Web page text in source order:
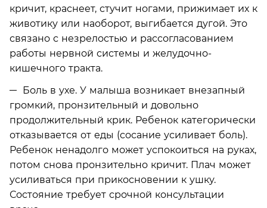
кричит, краснеет, стучит ногами, прижимает их к
животику или наоборот, выгибается дугой. Это
связано с незрелостью и рассогласованием
работы нервной системы и желудочно-
кишечного тракта.
Боль в ухе. У малыша возникает внезапный
громкий, пронзительный и довольно
продолжительный крик. Ребенок категорически
отказывается от еды (сосание усиливает боль).
Ребенок ненадолго может успокоиться на руках,
потом снова пронзительно кричит. Плач может
усиливаться при прикосновении к ушку.
Состояние требует срочной консультации